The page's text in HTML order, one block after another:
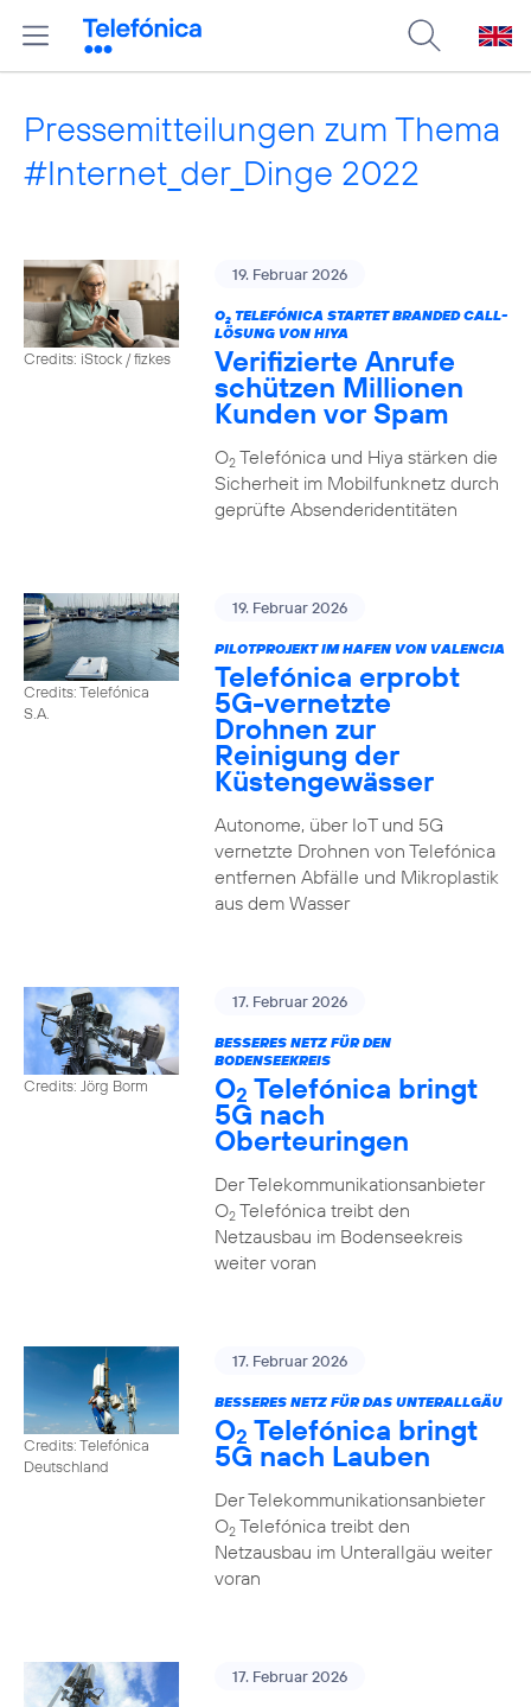
Pressemitteilungen zum Thema
#Internet_der_Dinge 2022
Credits: iStock / fizkes
19. Februar 2026
O2TELEFÓNICA STARTET BRANDED CALL-
LÖSUNG VON HIYA
Verifizierte Anrufe
schützen Millionen
Kunden vor Spam
O2Telefónica und Hiya stärken die
Sicherheit im Mobilfunknetz durch
geprüfte Absenderidentitäten
Credits: Telefónica
S.A.
19. Februar 2026
PILOTPROJEKT IM HAFEN VON VALENCIA
Telefónica erprobt
5G-vernetzte
Drohnen zur
Reinigung der
Küstengewässer
Autonome, über IoT und 5G
vernetzte Drohnen von Telefónica
entfernen Abfälle und Mikroplastik
aus dem Wasser
Credits: Jörg Borm
17. Februar 2026
BESSERES NETZ FÜR DEN
BODENSEEKREIS
O2 Telefónica bringt
5G nach
Oberteuringen
Der Telekommunikationsanbieter
O2Telefónica treibt den
Netzausbau im Bodenseekreis
weiter voran
Credits: Telefónica
Deutschland
17. Februar 2026
BESSERES NETZ FÜR DAS UNTERALLGÄU
O2 Telefónica bringt
5G nach Lauben
Der Telekommunikationsanbieter
O2Telefónica treibt den
Netzausbau im Unterallgäu weiter
voran
17. Februar 2026